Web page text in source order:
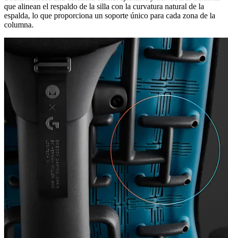
que alinean el respaldo de la silla con la curvatura natural de la
espalda, lo que proporciona un soporte único para cada zona de la
columna.